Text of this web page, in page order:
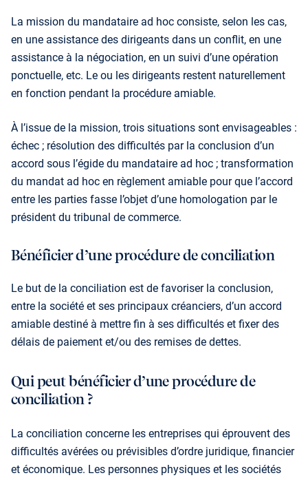
La mission du mandataire ad hoc consiste, selon les cas,
en une assistance des dirigeants dans un conflit, en une
assistance à la négociation, en un suivi d’une opération
ponctuelle, etc. Le ou les dirigeants restent naturellement
en fonction pendant la procé­dure amiable.
À l’issue de la mission, trois situations sont envisageables :
échec ; résolution des difficultés par la conclusion d’un
accord sous l’égide du mandataire ad hoc ; transformation
du mandat ad hoc en règlement amiable pour que l’accord
entre les parties fasse l’objet d’une homologation par le
président du tribunal de commerce.
Bénéficier d’une procédure de conciliation
Le but de la conciliation est de favoriser la conclusion,
entre la société et ses principaux créanciers, d’un accord
amiable destiné à mettre fin à ses difficultés et fixer des
délais de paiement et/ou des remises de dettes.
Qui peut bénéficier d’une procédure de
conciliation ?
La conciliation concerne les entreprises qui éprouvent des
difficultés avérées ou prévisibles d’ordre juridique, financier
et économique. Les personnes physiques et les sociétés